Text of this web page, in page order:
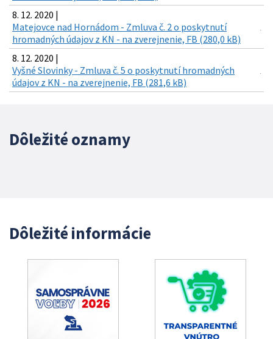
8. 12. 2020 |
Matejovce nad Hornádom - Zmluva č. 2 o poskytnutí
hromadných údajov z KN - na zverejnenie, FB (280,0 kB)
8. 12. 2020 |
Vyšné Slovinky - Zmluva č. 5 o poskytnutí hromadných
údajov z KN - na zverejnenie, FB (281,6 kB)
Dôležité oznamy
Dôležité informácie